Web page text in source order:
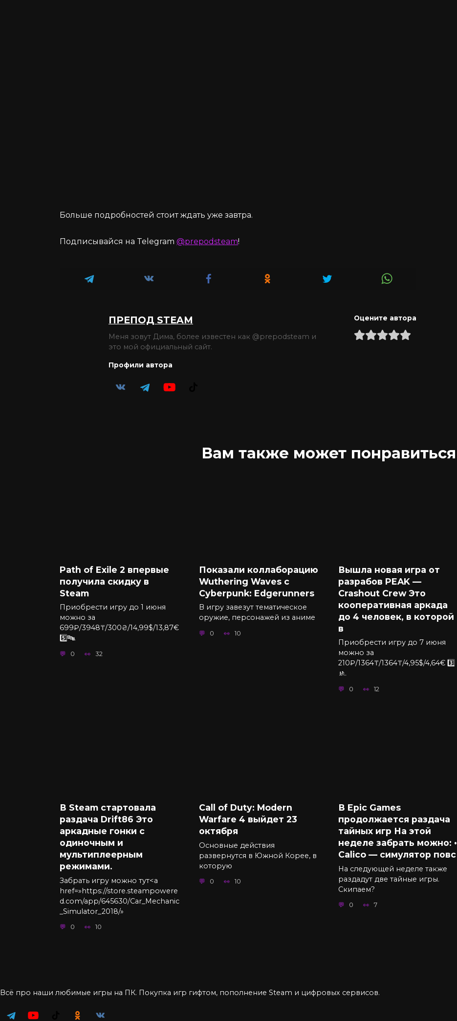
Больше подробностей стоит ждать уже завтра.
Подписывайся на Telegram @prepodsteam!
ПРЕПОД STEAM
Меня зовут Дима, более известен как @prepodsteam и
это мой официальный сайт.
Профили автора
Оцените автора
Вам также может понравиться
Path of Exile 2 впервые
получила скидку в
Steam
Приобрести игру до 1 июня
можно за
699₽/3948₸/300₴/14,99$/13,87€
5️⃣🔤.
0 32
Показали коллаборацию
Wuthering Waves с
Cyberpunk: Edgerunners
В игру завезут тематическое
оружие, персонажей из аниме
0 10
Вышла новая игра от
разрабов PEAK —
Crashout Crew Это
кооперативная аркада
до 4 человек, в которой
в
Приобрести игру до 7 июня
можно за
210₽/1364₸/1364₸/4,95$/4,64€ 3️⃣
🚸.
0 12
В Steam стартовала
раздача Drift86 Это
аркадные гонки с
одиночным и
мультиплеерным
режимами.
Забрать игру можно тут<a
href=»https://store.steampowere
d.com/app/645630/Car_Mechanic
_Simulator_2018/»
0 10
Call of Duty: Modern
Warfare 4 выйдет 23
октября
Основные действия
развернутся в Южной Корее, в
которую
0 10
В Epic Games
продолжается раздача
тайных игр На этой
неделе забрать можно: •
Calico — симулятор повс
На следующей неделе также
раздадут две тайные игры.
Скипаем?
0 7
Всё про наши любимые игры на ПК. Покупка игр гифтом, пополнение Steam и цифровых сервисов.